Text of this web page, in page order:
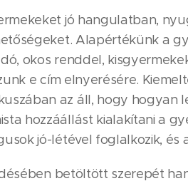
jó hangulatban,
Alapértékünk a
okos renddel,
e cím elnyerésére.
az áll, hogy
hozzáállást kialakítani a
jó-létével foglalkozik,
betöltött szerepét